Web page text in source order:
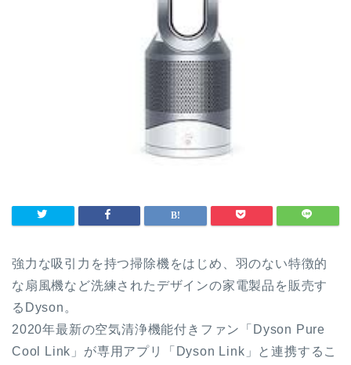
強力な吸引力を持つ掃除機をはじめ、羽のない特徴的
な扇風機など洗練されたデザインの家電製品を販売す
るDyson。
2020年最新の空気清浄機能付きファン「Dyson Pure
Cool Link」が専用アプリ「Dyson Link」と連携するこ